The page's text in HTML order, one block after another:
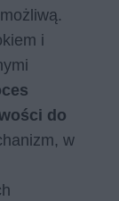
i
do
w